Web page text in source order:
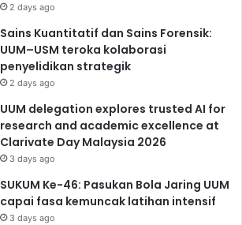
2 days ago
Sains Kuantitatif dan Sains Forensik:
UUM–USM teroka kolaborasi
penyelidikan strategik
2 days ago
UUM delegation explores trusted AI for
research and academic excellence at
Clarivate Day Malaysia 2026
3 days ago
SUKUM Ke-46: Pasukan Bola Jaring UUM
capai fasa kemuncak latihan intensif
3 days ago